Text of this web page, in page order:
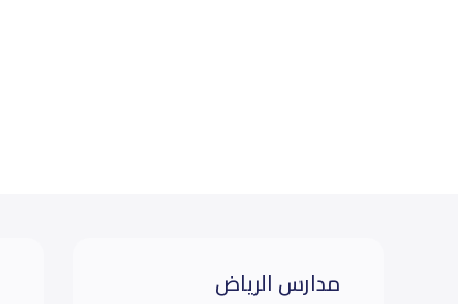
مدارس الرياض